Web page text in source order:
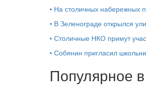
• На столичных набережных
• В Зеленограде открылся
• Столичные НКО примут
• Собянин пригласил
Популярное